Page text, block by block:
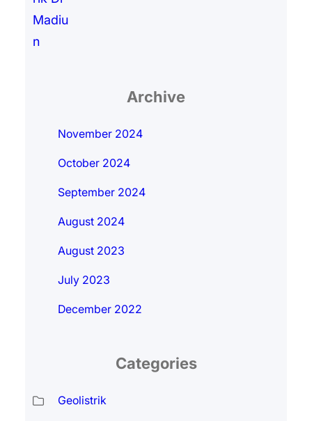
Archive
November 2024
October 2024
September 2024
August 2024
August 2023
July 2023
December 2022
Categories
Geolistrik